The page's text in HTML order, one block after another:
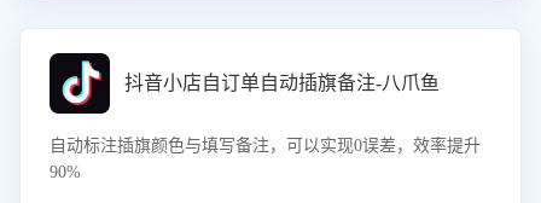
抖音小店自订单自动插旗备注-八爪鱼
自动标注插旗颜色与填写备注，可以实现0误差，效率提升
90%